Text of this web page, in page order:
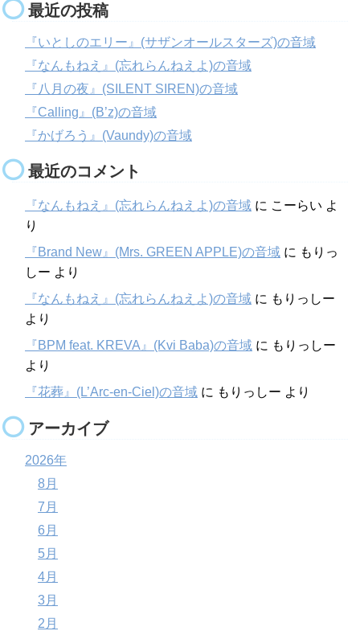
最近の投稿
『いとしのエリー』(サザンオールスターズ)の音域
『なんもねえ』(忘れらんねえよ)の音域
『八月の夜』(SILENT SIREN)の音域
『Calling』(B’z)の音域
『かげろう』(Vaundy)の音域
最近のコメント
『なんもねえ』(忘れらんねえよ)の音域 に こーらい よ
り
『Brand New』(Mrs. GREEN APPLE)の音域 に もりっ
しー より
『なんもねえ』(忘れらんねえよ)の音域 に もりっしー
より
『BPM feat. KREVA』(Kvi Baba)の音域 に もりっしー
より
『花葬』(L’Arc-en-Ciel)の音域 に もりっしー より
アーカイブ
2026年
8月
7月
6月
5月
4月
3月
2月